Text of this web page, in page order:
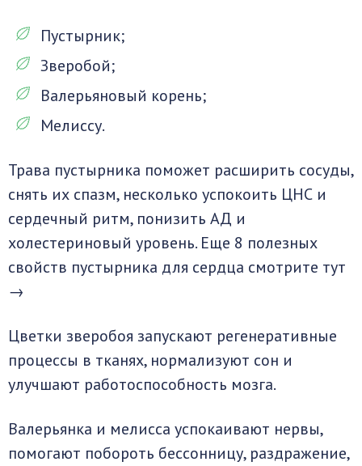
Пустырник;
Зверобой;
Валерьяновый корень;
Мелиссу.
Трава пустырника поможет расширить сосуды,
снять их спазм, несколько успокоить ЦНС и
сердечный ритм, понизить АД и
холестериновый уровень. Еще 8 полезных
свойств пустырника для сердца смотрите тут
→
Цветки зверобоя запускают регенеративные
процессы в тканях, нормализуют сон и
улучшают работоспособность мозга.
Валерьянка и мелисса успокаивают нервы,
помогают побороть бессонницу, раздражение,